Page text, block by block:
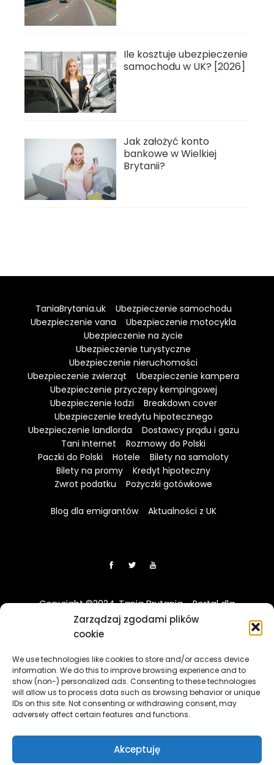
Zarządzaj zgodami plików
cookie
We use technologies like cookies to store and/or access device
information. We do this to improve browsing experience and to
show (non-) personalized ads. Consenting to these technologies
will allow us to process data such as browsing behavior or unique
IDs on this site. Not consenting or withdrawing consent, may
adversely affect certain features and functions.
Akceptuję
Ile kosztuje ubezpieczenie
samochodu w UK? [2026]
Jak założyć konto
bankowe w Wielkiej
Brytanii?
TaniaBrytania.uk
Ubezpieczenie samochodu
Ubezpieczenie vana
Ubezpieczenie motocykla
Ubezpieczenie na życie
Ubezpieczenie turystyczne
Ubezpieczenie nieruchomości
Ubezpieczenie zwierząt
Ubezpieczenie kampera
Ubezpieczenie przyczepy kempingowej
Ubezpieczenie łodzi
Breakdown cover
Ubezpieczenie kredytu hipotecznego
Ubezpieczenie landlorda
Dostawcy prądu i gazu
Tani Internet
Rozmowy do Polski
Paczki do Polski
Hotele
Bilety na samoloty
Bilety na promy
Kredyt hipoteczny
Zwrot podatku
Pożyczki gotówkowe
Blog dla emigrantów Aktualności z UK
Copyright ©2024. Tania Brytania - Portal dla
Polaków w UK
przez Financial Conduct Authority (FCA) i jest prowadzona
wyłącznie w celach informacyjno-edukacyjnych. Treści
zawierająca linki sponsorowane i afiliacyjne, a klikając w nie
i korzystając z usług reklamodawców lub firm
współpracujących, nasz serwis może otrzymać